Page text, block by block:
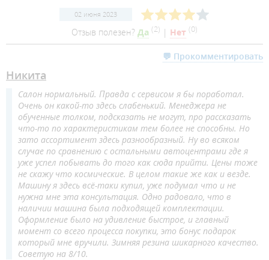
02 июня 2023
Отзыв полезен? Да (2) | Нет (0)
💬 Прокомментировать
Никита
Салон нормальный. Правда с сервисом я бы поработал.
Очень он какой-то здесь слабенький. Менеджера не
обученные толком, подсказать не могут, про рассказать
что-то по характеристикам тем более не способны. Но
зато ассортимент здесь разнообразный. Ну во всяком
случае по сравнению с остальными автоцентрами где я
уже успел побывать до того как сюда прийти. Цены тоже
не скажу что космические. В целом такие же как и везде.
Машину я здесь всё-таки купил, уже подумал что и не
нужна мне эта консультация. Одно радовало, что в
наличии машина была подходящей комплектации.
Оформление было на удивление быстрое, и главный
момент со всего процесса покупки, это бонус подарок
который мне вручили. Зимняя резина шикарного качество.
Советую на 8/10.